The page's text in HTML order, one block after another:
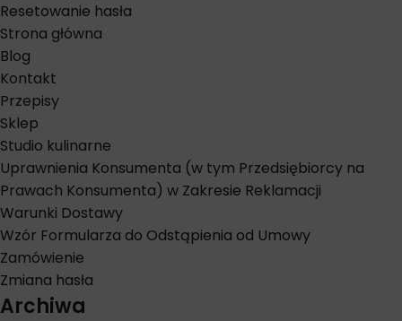
Resetowanie hasła
Strona główna
Blog
Kontakt
Przepisy
Sklep
Studio kulinarne
Uprawnienia Konsumenta (w tym Przedsiębiorcy na
Prawach Konsumenta) w Zakresie Reklamacji
Warunki Dostawy
Wzór Formularza do Odstąpienia od Umowy
Zamówienie
Zmiana hasła
Archiwa